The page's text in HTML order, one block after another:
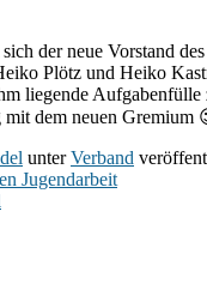
der neue Vorstand
Plötz und Heiko
liegende
dem neuen
unterVerband
Jugendarbeit